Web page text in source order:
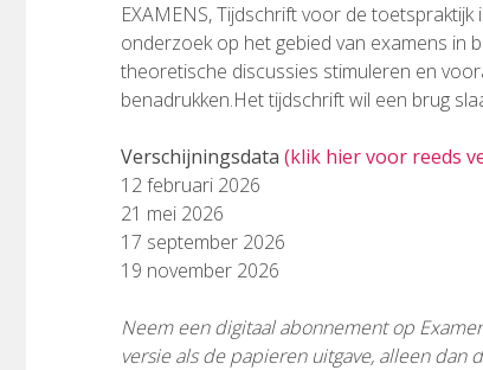
EXAMENS, Tijdschrift voor de
onderzoek op het gebied van examens in
theoretische discussies stimuleren en
benadrukken.Het tijdschrift wil een brug
Verschijningsdata (klik hier voor reeds
12 februari 2026
21 mei 2026
17 september 2026
19 november 2026
Neem een digitaal abonnement op
versie als de papieren uitgave, alleen dan